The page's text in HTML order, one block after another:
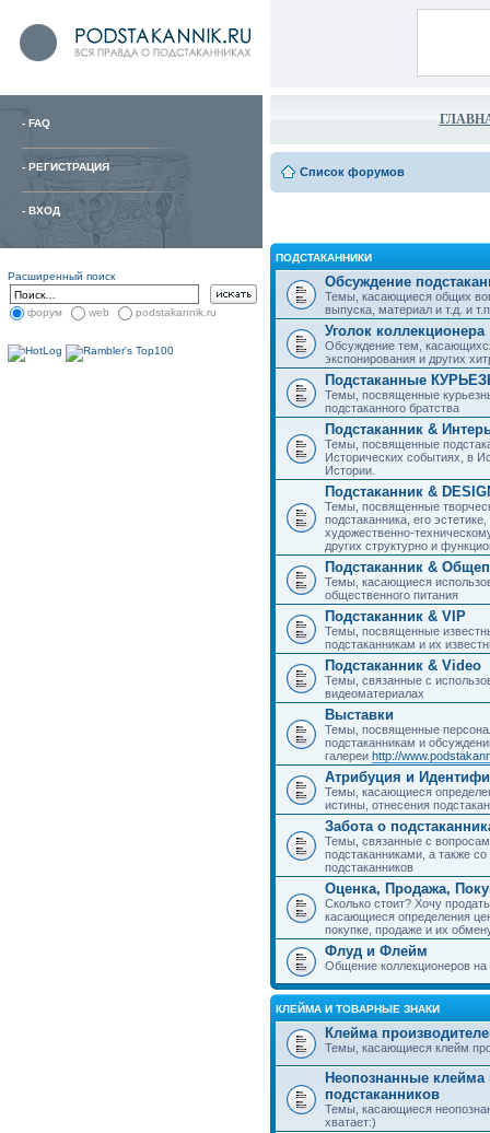
- FAQ
- РЕГИСТРАЦИЯ
- ВХОД
Расширенный поиск
форум web podstakannik.ru
Список форумов
ПОДСТАКАННИКИ
Обсуждение
Темы, касающиеся общих
выпуска, материал и т.д. и
Уголок коллекционера
Обсуждение тем,
экспонирования и других
Подстаканные
Темы, посвященные
подстаканного братства
Подстаканник &
Темы, посвященные
Исторических событиях, в
Истории.
Подстаканник &
Темы, посвященные
подстаканника, его
художественно-
других структурно и
Подстаканник &
Темы, касающиеся
общественного питания
Подстаканник & VIP
Темы, посвященные
подстаканникам и их
Подстаканник & Video
Темы, связанные с
видеоматериалах
Выставки
Темы, посвященные
подстаканникам и
галереи http://
Атрибуция и
Темы, касающиеся
истины, отнесения
Забота о
Темы, связанные с
подстаканниками, а также
подстаканников
Оценка, Продажа,
Сколько стоит? Хочу
касающиеся определения
покупке, продаже и их
Флуд и Флейм
Общение коллекционеров
КЛЕЙМА И ТОВАРНЫЕ ЗНАКИ
Клейма
Темы, касающиеся клейм
Неопознанные клейма
подстаканников
Темы, касающиеся
хватает:)